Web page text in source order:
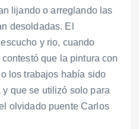
lijando o arreglando las
desoldadas. El
y rio, cuando
que la pintura con
los trabajos había sido
que se utilizó solo para
olvidado puente Carlos